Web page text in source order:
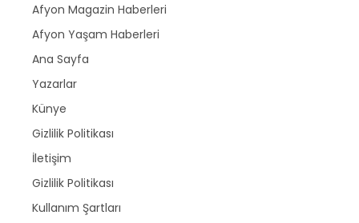
Afyon Magazin Haberleri
Afyon Yaşam Haberleri
Ana Sayfa
Yazarlar
Künye
Gizlilik Politikası
İletişim
Gizlilik Politikası
Kullanım Şartları